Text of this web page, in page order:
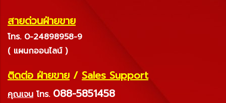
สายด่วนฝ่ายขาย
โทร. 0-24898958-9
( แผนกออนไลน์ )
ติดต่อ ฝ่ายขาย / Sales Support
คุณเจน โทร. 088-5851458